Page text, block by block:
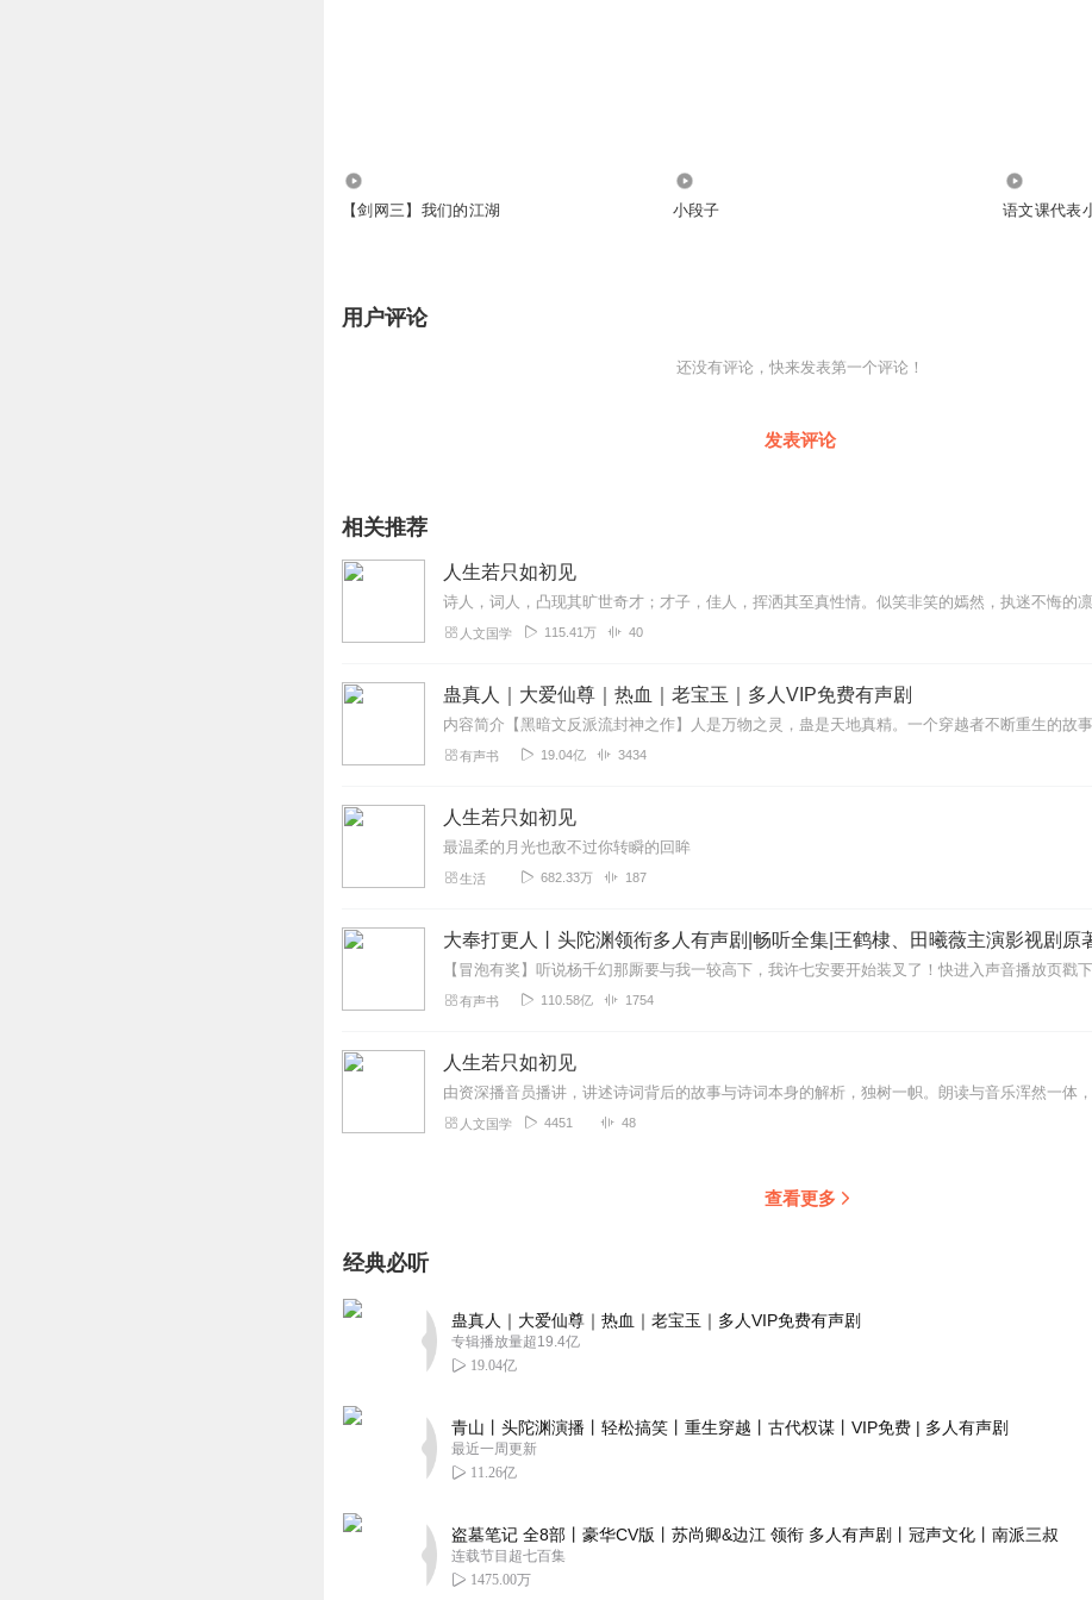
【剑网三】我们的江湖 小段子 语文课代表
用户评论
还没有评论，快来发表第一个评论！
发表评论
相关推荐
人生若只如初见
人文国学 115.41万 40
蛊真人｜大爱仙尊｜热血｜老宝玉｜多人VIP免费有声剧
有声书 19.04亿 3434
人生若只如初见
最温柔的月光也敌不过你转瞬的回眸
生活 682.33万 187
大奉打更人丨头陀渊领衔多人有声剧|畅听全集|王鹤棣、田曦薇主演影视剧原
有声书 110.58亿 1754
人生若只如初见
由资深播音员播讲，讲述诗词背后的故事与诗词本身的解析，独树一帜。朗读与音乐浑然一体
人文国学 4451 48
查看更多
经典必听
蛊真人｜大爱仙尊｜热血｜老宝玉｜多人VIP免费有声剧
专辑播放量超19.4亿
19.04亿
青山丨头陀渊演播丨轻松搞笑丨重生穿越丨古代权谋丨VIP免费 | 多人有声剧
最近一周更新
11.26亿
盗墓笔记 全8部丨豪华CV版丨苏尚卿&边江 领衔 多人有声剧丨冠声文化丨南派三叔
连载节目超七百集
1475.00万